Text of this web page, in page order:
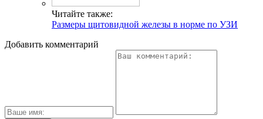
Читайте также:
Размеры щитовидной железы в норме по УЗИ
Добавить комментарий